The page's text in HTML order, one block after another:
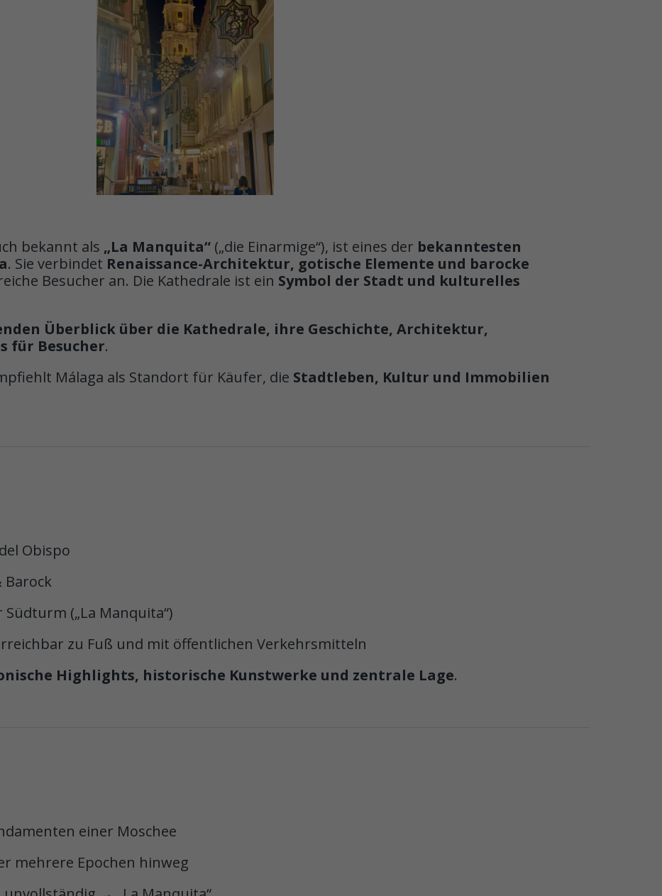
bekannt als „La Manquita“ („die Einarmige“), ist eines der bekanntesten
. Sie verbindet Renaissance-Architektur, gotische Elemente und barocke
Besucher an. Die Kathedrale ist ein Symbol der Stadt und kulturelles
Überblick über die Kathedrale, ihre Geschichte, Architektur,
für Besucher.
Málaga als Standort für Käufer, die Stadtleben, Kultur und Immobilien
Obispo
Barock
(„La Manquita“)
zu Fuß und mit öffentlichen Verkehrsmitteln
Highlights, historische Kunstwerke und zentrale Lage.
einer Moschee
mehrere Epochen hinweg